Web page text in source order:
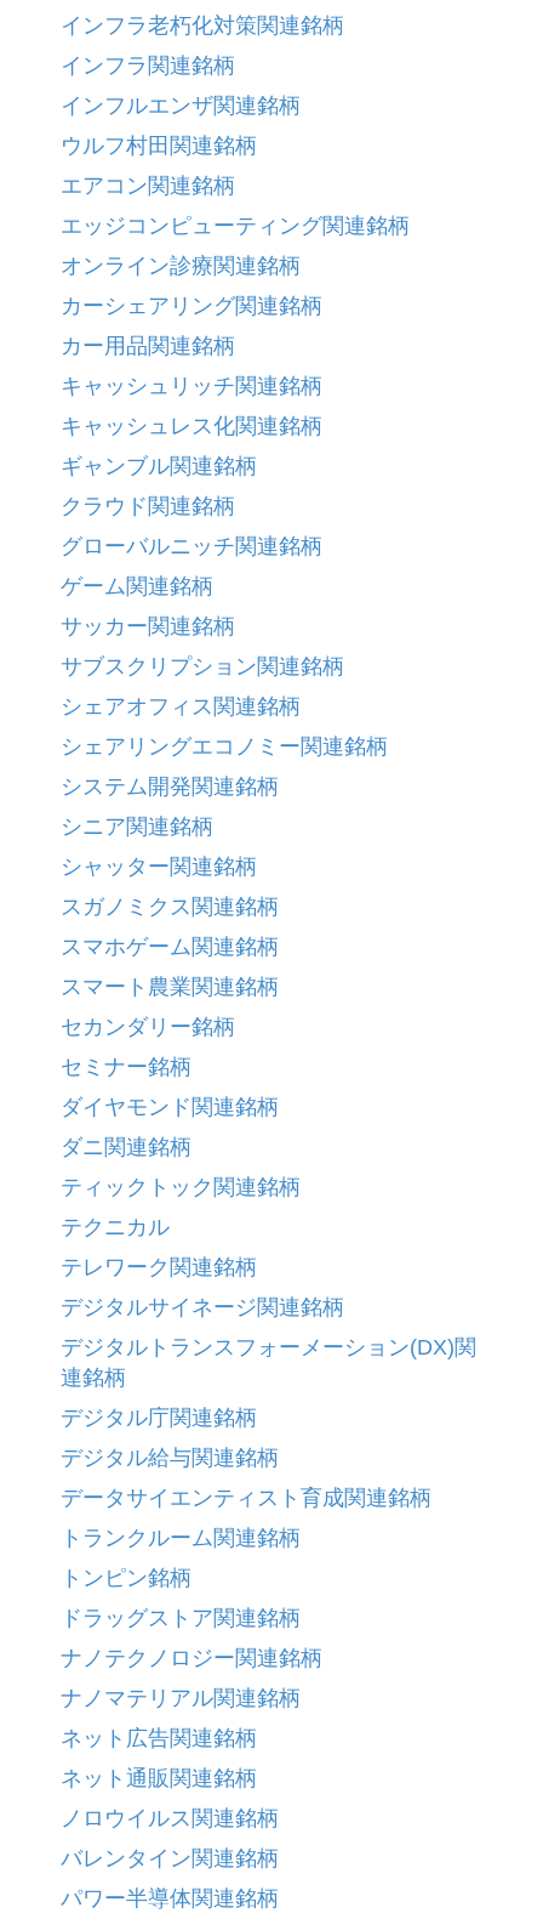
インフラ老朽化対策関連銘柄
インフラ関連銘柄
インフルエンザ関連銘柄
ウルフ村田関連銘柄
エアコン関連銘柄
エッジコンピューティング関連銘柄
オンライン診療関連銘柄
カーシェアリング関連銘柄
カー用品関連銘柄
キャッシュリッチ関連銘柄
キャッシュレス化関連銘柄
ギャンブル関連銘柄
クラウド関連銘柄
グローバルニッチ関連銘柄
ゲーム関連銘柄
サッカー関連銘柄
サブスクリプション関連銘柄
シェアオフィス関連銘柄
シェアリングエコノミー関連銘柄
システム開発関連銘柄
シニア関連銘柄
シャッター関連銘柄
スガノミクス関連銘柄
スマホゲーム関連銘柄
スマート農業関連銘柄
セカンダリー銘柄
セミナー銘柄
ダイヤモンド関連銘柄
ダニ関連銘柄
ティックトック関連銘柄
テクニカル
テレワーク関連銘柄
デジタルサイネージ関連銘柄
デジタルトランスフォーメーション(DX)関
連銘柄
デジタル庁関連銘柄
デジタル給与関連銘柄
データサイエンティスト育成関連銘柄
トランクルーム関連銘柄
トンピン銘柄
ドラッグストア関連銘柄
ナノテクノロジー関連銘柄
ナノマテリアル関連銘柄
ネット広告関連銘柄
ネット通販関連銘柄
ノロウイルス関連銘柄
バレンタイン関連銘柄
パワー半導体関連銘柄